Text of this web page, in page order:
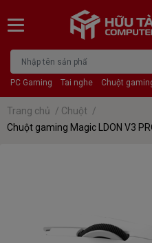
PC Gaming Tai nghe Chuột
Trang chủ / Chuột /
Chuột gaming Magic LDON V3